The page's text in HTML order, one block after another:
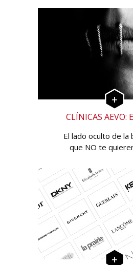
CLÍNICAS AEVO:
El lado oculto de la
que NO te